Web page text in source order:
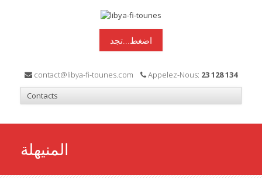
اضغط...تجد
contact@libya-fi-tounes.com Appelez-Nous: 23 128 134
المنيهلة